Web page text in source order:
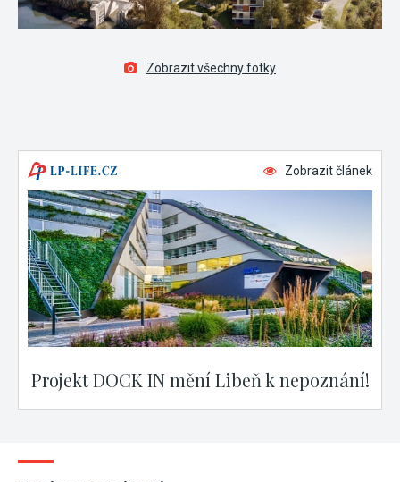
Zobrazit všechny fotky
Zobrazit článek
Projekt DOCK IN mění Libeň k nepoznání!